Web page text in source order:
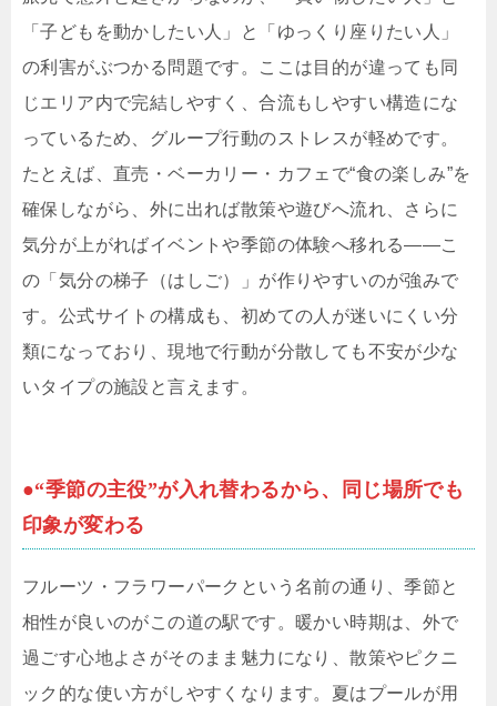
「子どもを動かしたい人」と「ゆっくり座りたい人」
の利害がぶつかる問題です。ここは目的が違っても同
じエリア内で完結しやすく、合流もしやすい構造にな
っているため、グループ行動のストレスが軽めです。
たとえば、直売・ベーカリー・カフェで“食の楽しみ”を
確保しながら、外に出れば散策や遊びへ流れ、さらに
気分が上がればイベントや季節の体験へ移れる――こ
の「気分の梯子（はしご）」が作りやすいのが強みで
す。公式サイトの構成も、初めての人が迷いにくい分
類になっており、現地で行動が分散しても不安が少な
いタイプの施設と言えます。
●“季節の主役”が入れ替わるから、同じ場所でも
印象が変わる
フルーツ・フラワーパークという名前の通り、季節と
相性が良いのがこの道の駅です。暖かい時期は、外で
過ごす心地よさがそのまま魅力になり、散策やピクニ
ック的な使い方がしやすくなります。夏はプールが用